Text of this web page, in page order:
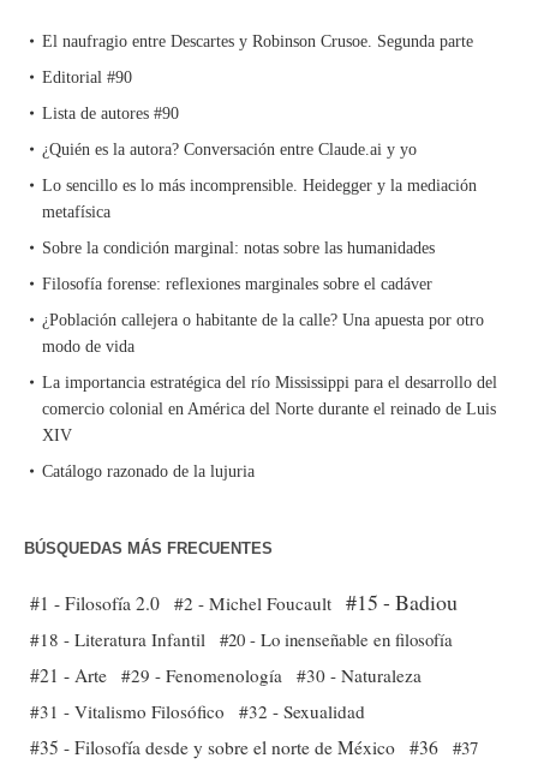
El naufragio entre Descartes y Robinson Crusoe. Segunda parte
Editorial #90
Lista de autores #90
¿Quién es la autora? Conversación entre Claude.ai y yo
Lo sencillo es lo más incomprensible. Heidegger y la mediación
metafísica
Sobre la condición marginal: notas sobre las humanidades
Filosofía forense: reflexiones marginales sobre el cadáver
¿Población callejera o habitante de la calle? Una apuesta por otro
modo de vida
La importancia estratégica del río Mississippi para el desarrollo del
comercio colonial en América del Norte durante el reinado de Luis
XIV
Catálogo razonado de la lujuria
BÚSQUEDAS MÁS FRECUENTES
#1 - Filosofía 2.0 #2 - Michel Foucault #15 - Badiou
#18 - Literatura Infantil #20 - Lo inenseñable en filosofía
#21 - Arte #29 - Fenomenología #30 - Naturaleza
#31 - Vitalismo Filosófico
#32 - Sexualidad
#35 - Filosofía desde y sobre el norte de México #36 #37